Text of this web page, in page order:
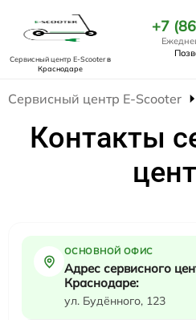
Сервисный центр E-Scooterв
Краснодаре
+7
Сервисный центр E-Scooter
Контакты
ОСНОВНОЙ ОФИС
Адрес сервисного
Краснодаре:
ул. Будённого, 123